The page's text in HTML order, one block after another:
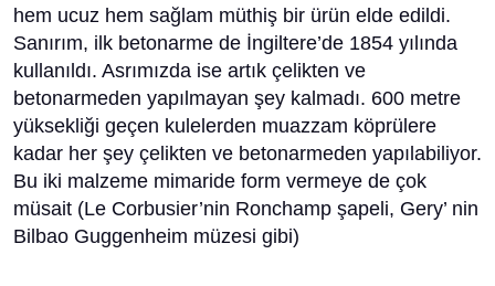
hem ucuz hem sağlam müthiş bir ürün elde edildi.
Sanırım, ilk betonarme de İngiltere’de 1854 yılında
kullanıldı. Asrımızda ise artık çelikten ve
betonarmeden yapılmayan şey kalmadı. 600 metre
yüksekliği geçen kulelerden muazzam köprülere
kadar her şey çelikten ve betonarmeden yapılabiliyor.
Bu iki malzeme mimaride form vermeye de çok
müsait (Le Corbusier’nin Ronchamp şapeli, Gery’ nin
Bilbao Guggenheim müzesi gibi)